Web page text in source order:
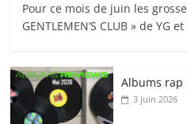
Pour ce mois de juin les
GENTLEMEN’S CLUB » de YG
Albums rap
3 juin 2026